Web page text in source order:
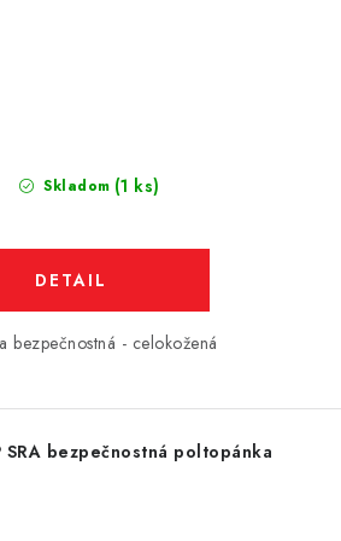
Skladom (1 ks)
DETAIL
bezpečnostná - celokožená
SRA bezpečnostná poltopánka